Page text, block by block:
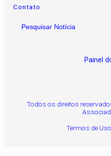
Contato
Pesquisar Notícia
Painel
Todos os direitos
Termos de